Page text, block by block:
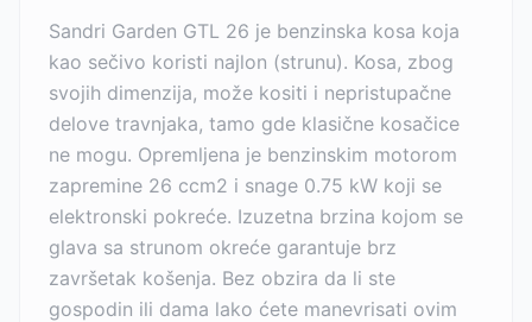
Sandri Garden GTL 26 je benzinska kosa koja
kao sečivo koristi najlon (strunu). Kosa, zbog
svojih dimenzija, može kositi i nepristupačne
delove travnjaka, tamo gde klasične kosačice
ne mogu. Opremljena je benzinskim motorom
zapremine 26 ccm2 i snage 0.75 kW koji se
elektronski pokreće. Izuzetna brzina kojom se
glava sa strunom okreće garantuje brz
završetak košenja. Bez obzira da li ste
gospodin ili dama lako ćete manevrisati ovim